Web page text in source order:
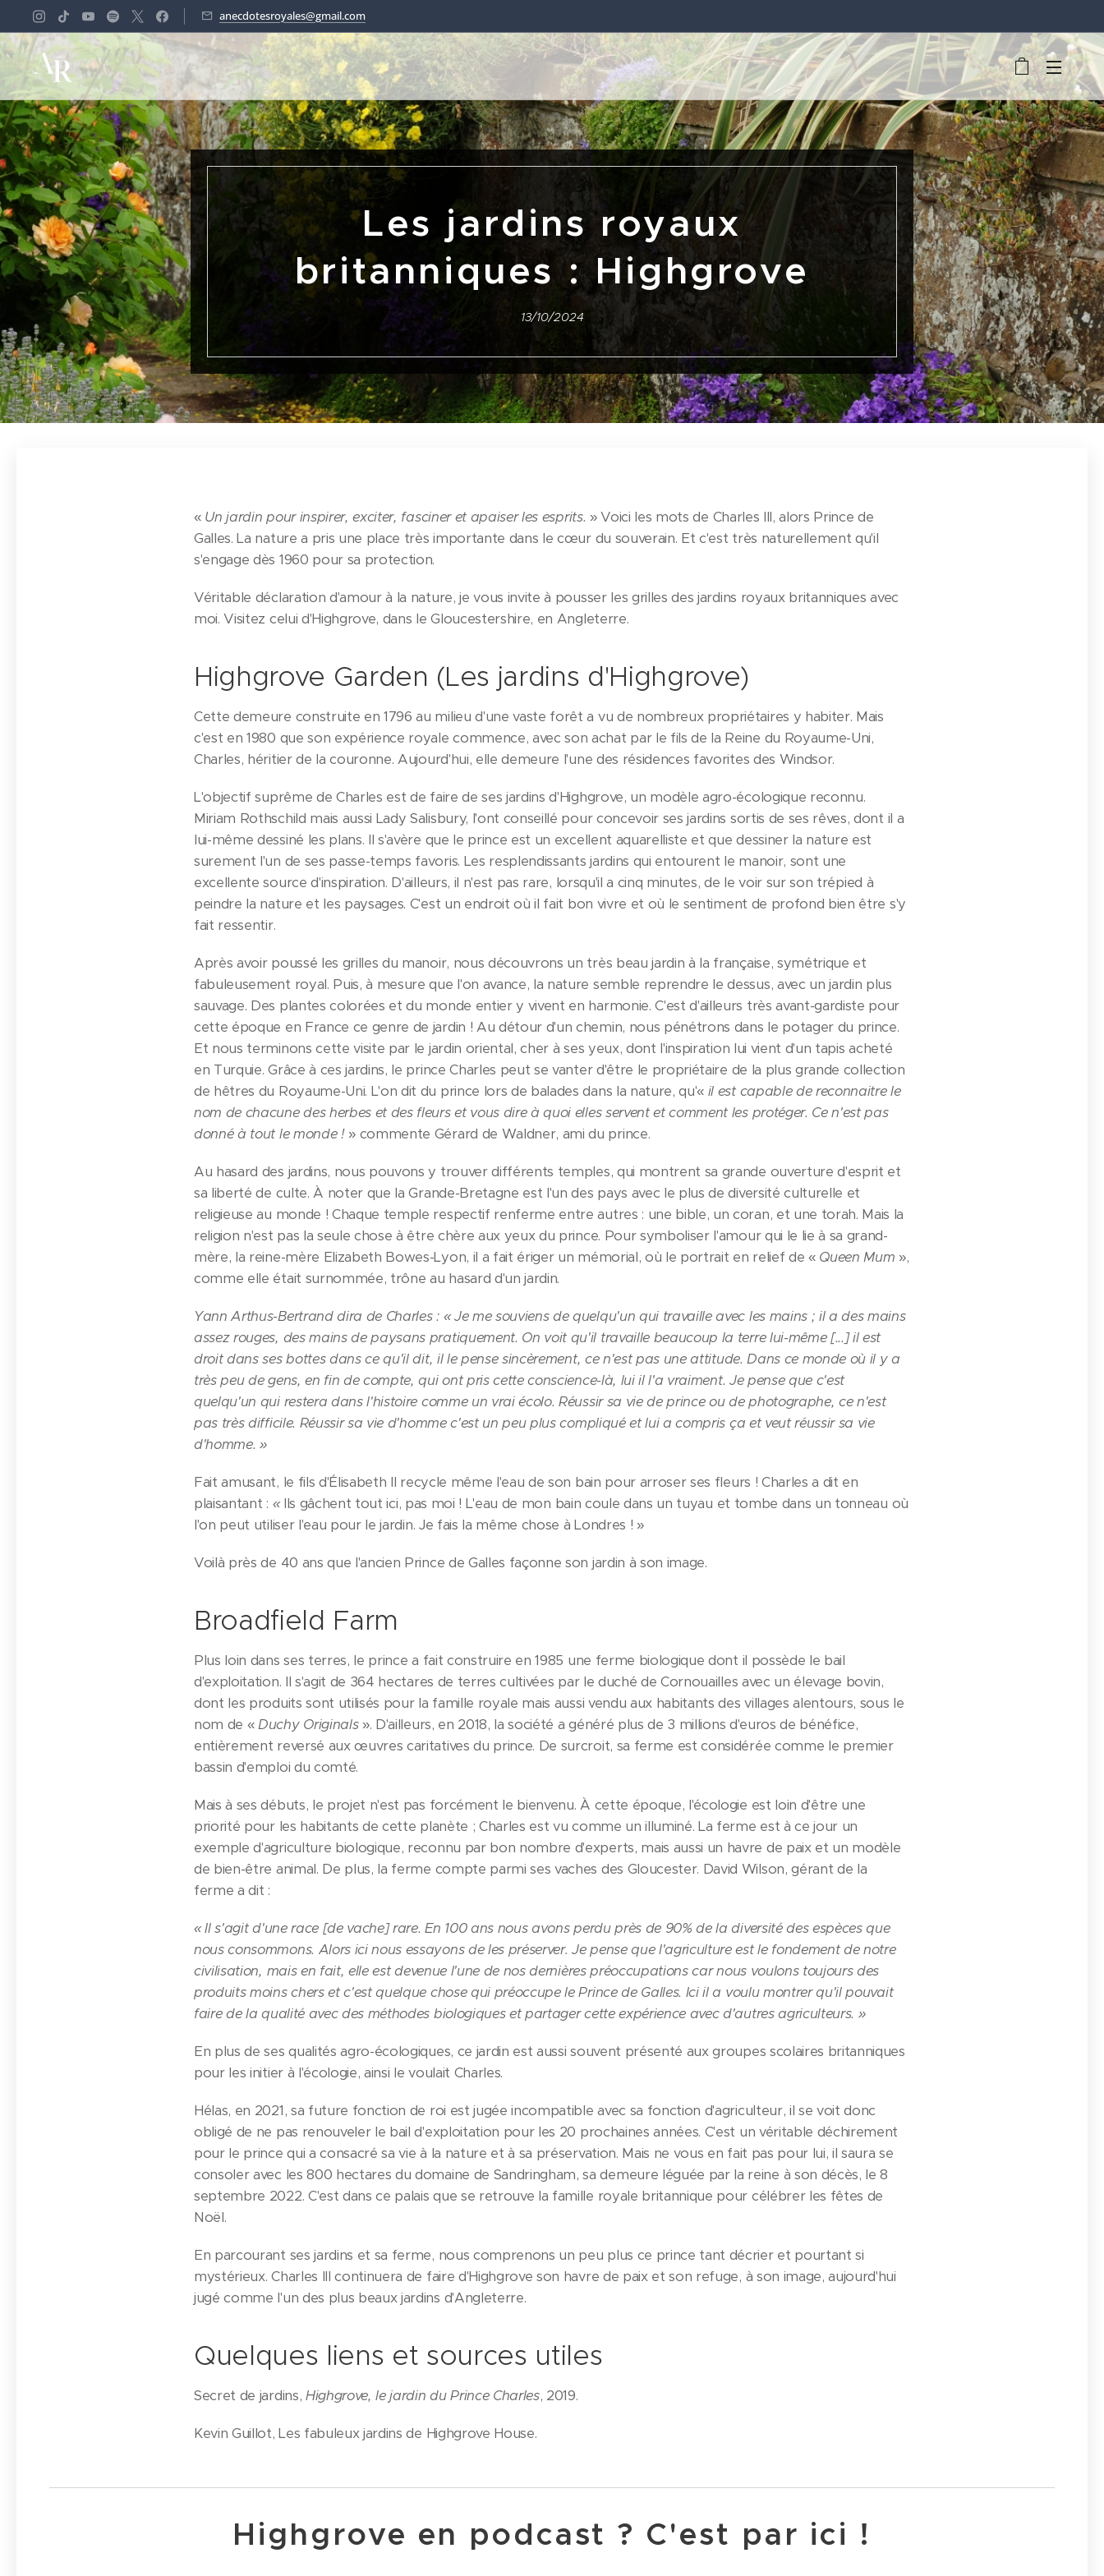
anecdotesroyales@gmail.com
Les jardins royaux
britanniques : Highgrove
13/10/2024
«Un jardin pour inspirer, exciter, fasciner et apaiser les esprits. » Voici les mots de Charles III, alors Prince de
Galles. La nature a pris une place très importante dans le cœur du souverain. Et c'est très naturellement qu'il
s'engage dès 1960 pour sa protection.
Véritable déclaration d'amour à la nature, je vous invite à pousser les grilles des jardins royaux britanniques avec
moi. Visitez celui d'Highgrove, dans le Gloucestershire, en Angleterre.
Highgrove Garden (Les jardins d'Highgrove)
Cette demeure construite en 1796 au milieu d'une vaste forêt a vu de nombreux propriétaires y habiter. Mais
c'est en 1980 que son expérience royale commence, avec son achat par le fils de la Reine du Royaume-Uni,
Charles, héritier de la couronne. Aujourd'hui, elle demeure l'une des résidences favorites des Windsor.
L'objectif suprême de Charles est de faire de ses jardins d'Highgrove, un modèle agro-écologique reconnu.
Miriam Rothschild mais aussi Lady Salisbury, l'ont conseillé pour concevoir ses jardins sortis de ses rêves, dont il a
lui-même dessiné les plans. Il s'avère que le prince est un excellent aquarelliste et que dessiner la nature est
surement l'un de ses passe-temps favoris. Les resplendissants jardins qui entourent le manoir, sont une
excellente source d'inspiration. D'ailleurs, il n'est pas rare, lorsqu'il a cinq minutes, de le voir sur son trépied à
peindre la nature et les paysages. C'est un endroit où il fait bon vivre et où le sentiment de profond bien être s'y
fait ressentir.
Après avoir poussé les grilles du manoir, nous découvrons un très beau jardin à la française, symétrique et
fabuleusement royal. Puis, à mesure que l'on avance, la nature semble reprendre le dessus, avec un jardin plus
sauvage. Des plantes colorées et du monde entier y vivent en harmonie. C'est d'ailleurs très avant-gardiste pour
cette époque en France ce genre de jardin ! Au détour d'un chemin, nous pénétrons dans le potager du prince.
Et nous terminons cette visite par le jardin oriental, cher à ses yeux, dont l'inspiration lui vient d'un tapis acheté
en Turquie. Grâce à ces jardins, le prince Charles peut se vanter d'être le propriétaire de la plus grande collection
de hêtres du Royaume-Uni. L'on dit du prince lors de balades dans la nature, qu'« il est capable de reconnaitre le
nom de chacune des herbes et des fleurs et vous dire à quoi elles servent et comment les protéger. Ce n'est pas
donné à tout le monde !» commente Gérard de Waldner, ami du prince.
Au hasard des jardins, nous pouvons y trouver différents temples, qui montrent sa grande ouverture d'esprit et
sa liberté de culte. À noter que la Grande-Bretagne est l'un des pays avec le plus de diversité culturelle et
religieuse au monde ! Chaque temple respectif renferme entre autres : une bible, un coran, et une torah. Mais la
religion n'est pas la seule chose à être chère aux yeux du prince. Pour symboliser l'amour qui le lie à sa grand-
mère, la reine-mère Elizabeth Bowes-Lyon, il a fait ériger un mémorial, où le portrait en relief de « Queen Mum »,
comme elle était surnommée, trône au hasard d'un jardin.
Yann Arthus-Bertrand dira de Charles : « Je me souviens de quelqu'un qui travaille avec les mains ; il a des mains
assez rouges, des mains de paysans pratiquement. On voit qu'il travaille beaucoup la terre lui-même [...] il est
droit dans ses bottes dans ce qu'il dit, il le pense sincèrement, ce n'est pas une attitude. Dans ce monde où il y a
très peu de gens, en fin de compte, qui ont pris cette conscience-là, lui il l'a vraiment. Je pense que c'est
quelqu'un qui restera dans l'histoire comme un vrai écolo. Réussir sa vie de prince ou de photographe, ce n'est
pas très difficile. Réussir sa vie d'homme c'est un peu plus compliqué et lui a compris ça et veut réussir sa vie
d'homme. »
Fait amusant, le fils d'Élisabeth II recycle même l'eau de son bain pour arroser ses fleurs ! Charles a dit en
plaisantant : «Ils gâchent tout ici, pas moi ! L'eau de mon bain coule dans un tuyau et tombe dans un tonneau où
l'on peut utiliser l'eau pour le jardin. Je fais la même chose à Londres ! »
Voilà près de 40 ans que l'ancien Prince de Galles façonne son jardin à son image.
Broadfield Farm
Plus loin dans ses terres, le prince a fait construire en 1985 une ferme biologique dont il possède le bail
d'exploitation. Il s'agit de 364 hectares de terres cultivées par le duché de Cornouailles avec un élevage bovin,
dont les produits sont utilisés pour la famille royale mais aussi vendu aux habitants des villages alentours, sous le
nom de «Duchy Originals». D'ailleurs, en 2018, la société a généré plus de 3 millions d'euros de bénéfice,
entièrement reversé aux œuvres caritatives du prince. De surcroit, sa ferme est considérée comme le premier
bassin d'emploi du comté.
Mais à ses débuts, le projet n'est pas forcément le bienvenu. À cette époque, l'écologie est loin d'être une
priorité pour les habitants de cette planète ; Charles est vu comme un illuminé. La ferme est à ce jour un
exemple d'agriculture biologique, reconnu par bon nombre d'experts, mais aussi un havre de paix et un modèle
de bien-être animal. De plus, la ferme compte parmi ses vaches des Gloucester. David Wilson, gérant de la
ferme a dit :
« Il s'agit d'une race [de vache] rare. En 100 ans nous avons perdu près de 90% de la diversité des espèces que
nous consommons. Alors ici nous essayons de les préserver. Je pense que l'agriculture est le fondement de notre
civilisation, mais en fait, elle est devenue l'une de nos dernières préoccupations car nous voulons toujours des
produits moins chers et c'est quelque chose qui préoccupe le Prince de Galles. Ici il a voulu montrer qu'il pouvait
faire de la qualité avec des méthodes biologiques et partager cette expérience avec d'autres agriculteurs. »
En plus de ses qualités agro-écologiques, ce jardin est aussi souvent présenté aux groupes scolaires britanniques
pour les initier à l'écologie, ainsi le voulait Charles.
Hélas, en 2021, sa future fonction de roi est jugée incompatible avec sa fonction d'agriculteur, il se voit donc
obligé de ne pas renouveler le bail d'exploitation pour les 20 prochaines années. C'est un véritable déchirement
pour le prince qui a consacré sa vie à la nature et à sa préservation. Mais ne vous en fait pas pour lui, il saura se
consoler avec les 800 hectares du domaine de Sandringham, sa demeure léguée par la reine à son décès, le 8
septembre 2022. C'est dans ce palais que se retrouve la famille royale britannique pour célébrer les fêtes de
Noël.
En parcourant ses jardins et sa ferme, nous comprenons un peu plus ce prince tant décrier et pourtant si
mystérieux. Charles III continuera de faire d'Highgrove son havre de paix et son refuge, à son image, aujourd'hui
jugé comme l'un des plus beaux jardins d'Angleterre.
Quelques liens et sources utiles
Secret de jardins, Highgrove, le jardin du Prince Charles, 2019.
Kevin Guillot, Les fabuleux jardins de Highgrove House.
Highgrove en podcast ? C'est par ici !